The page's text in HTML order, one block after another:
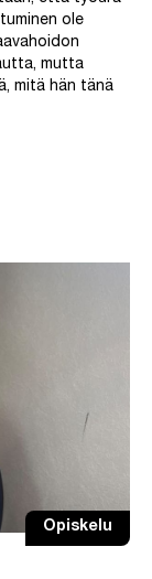
ole
mutta
mitä hän tänä
Opiskelu